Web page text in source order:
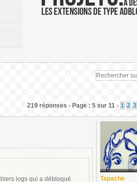
219 réponses - Page : 5 sur 11 - 1 2 3
logs qui a débloqué
Tapache